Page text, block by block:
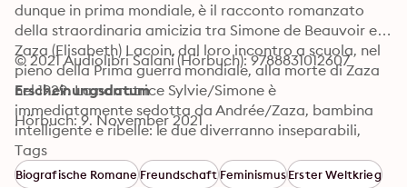
dunque in prima mondiale, è il racconto romanzato
della straordinaria amicizia tra Simone de Beauvoir e
Zaza (Elisabeth) Lacoin, dal loro incontro a scuola, nel
pieno della Prima guerra mondiale, alla morte di Zaza
nel 1929. La narratrice Sylvie/Simone è
immediatamente sedotta da Andrée/Zaza, bambina
intelligente e ribelle: le due diverranno inseparabili,
nonostante l’ostilità della famiglia di Andrée, un clan
ultracattolico dalle tradizioni rigidissime. Ma se
© 2021 Audiolibri Salani (Hörbuch): 9788831012607
Erscheinungsdatum
Hörbuch: 9. November 2021
Tags
Biografische RomaneFreundschaftFeminismusErster Weltkrieg